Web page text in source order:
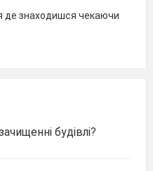
де знаходишся чекаючи
будівлі?